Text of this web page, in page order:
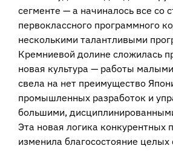
сегменте — а начиналось все со
первоклассного программного
несколькими талантливыми
Кремниевой долине сложилась
новая культура — работы
свела на нет преимущество
промышленных разработок и
большими,
Эта новая логика конкурентных
изменила благосостояние целых